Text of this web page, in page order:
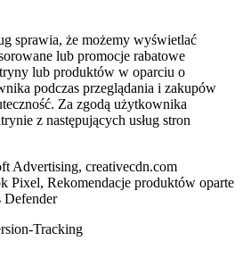
sprawia, że możemy wyświetlać
lub promocje rabatowe
lub produktów w oparciu o
podczas przeglądania i zakupów
Za zgodą użytkownika
z następujących usług stron
Advertising, creativecdn.com
Pixel, Rekomendacje produktów oparte
Defender
Tracking